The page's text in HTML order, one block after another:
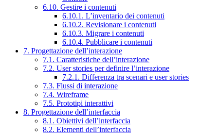
6.10. Gestire i contenuti
6.10.1. L’inventario dei contenuti
6.10.2. Revisionare i contenuti
6.10.3. Migrare i contenuti
6.10.4. Pubblicare i contenuti
7. Progettazione dell’interazione
7.1. Caratteristiche dell’interazione
7.2. User stories per definire l’interazione
7.2.1. Differenza tra scenari e user stories
7.3. Flussi di interazione
7.4. Wireframe
7.5. Prototipi interattivi
8. Progettazione dell’interfaccia
8.1. Obiettivi dell’interfaccia
8.2. Elementi dell’interfaccia